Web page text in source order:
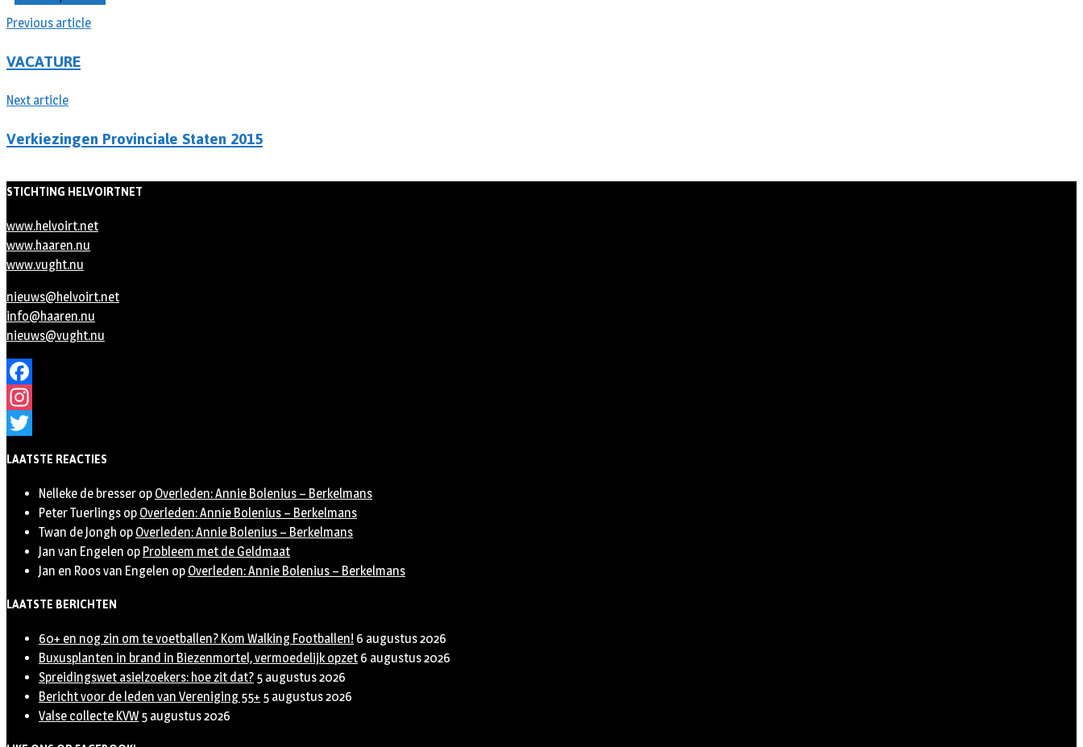
Previous article
VACATURE
Next article
Verkiezingen Provinciale Staten 2015
STICHTING HELVOIRTNET
www.helvoirt.net
www.haaren.nu
www.vught.nu
nieuws@helvoirt.net
info@haaren.nu
nieuws@vught.nu
Facebook
Instagram
LAATSTE REACTIES
Nelleke de bresser op Overleden: Annie Bolenius – Berkelmans
Peter Tuerlings op Overleden: Annie Bolenius – Berkelmans
Twan de Jongh op Overleden: Annie Bolenius – Berkelmans
Jan van Engelen op Probleem met de Geldmaat
Jan en Roos van Engelen op Overleden: Annie Bolenius – Berkelmans
LAATSTE BERICHTEN
60+ en nog zin om te voetballen? Kom Walking Footballen! 6 augustus 2026
Buxusplanten in brand in Biezenmortel, vermoedelijk opzet 6 augustus 2026
Spreidingswet asielzoekers: hoe zit dat? 5 augustus 2026
Bericht voor de leden van Vereniging 55+ 5 augustus 2026
Valse collecte KVW 5 augustus 2026